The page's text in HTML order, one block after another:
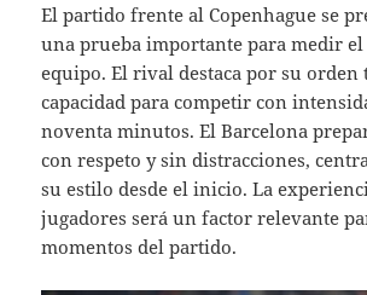
El partido frente al Copenhague se
una prueba importante para medir el
equipo. El rival destaca por su orden
capacidad para competir con
noventa minutos. El Barcelona
con respeto y sin distracciones,
su estilo desde el inicio. La
jugadores será un factor relevante
momentos del partido.